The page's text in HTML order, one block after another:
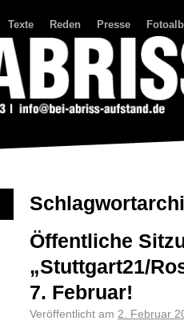
Texte Reden Presse
Öffentliche
„Stuttgart21/
7. Februar!
Veröffentlicht am 2. Februar